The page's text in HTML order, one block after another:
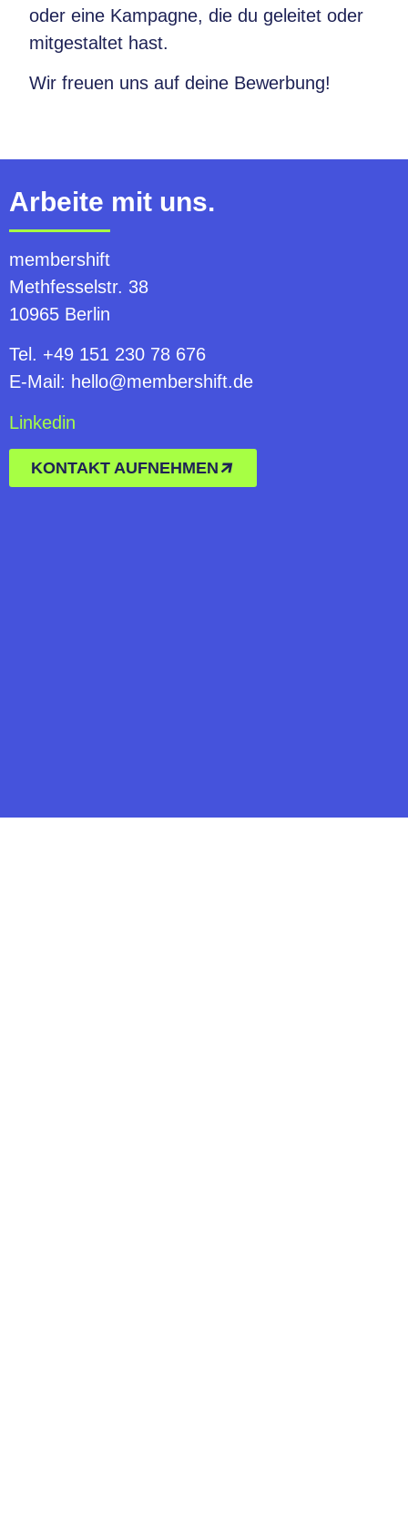
oder eine Kampagne, die du geleitet oder
mitgestaltet hast.
Wir freuen uns auf deine Bewerbung!
Arbeite mit uns.
membershift
Methfesselstr. 38
10965 Berlin
Tel. +49 151 230 78 676
E-Mail: hello@membershift.de
Linkedin
KONTAKT AUFNEHMEN